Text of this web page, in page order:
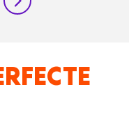
volgende